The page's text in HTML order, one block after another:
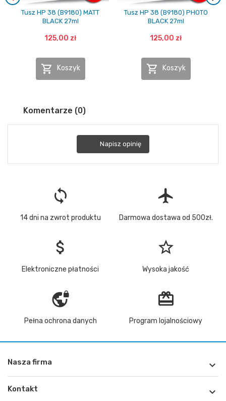
Tusz HP 38 (B9180) MATT
BLACK 27ml
125,00 zł
 Koszyk
Tusz HP 38 (B9180) PHOTO
BLACK 27ml
125,00 zł
 Koszyk
Komentarze (0)
Napisz opinię
loop
14 dni na zwrot produktu
flight
Darmowa dostawa od 500zł.
attach_money
Elektroniczne płatności
star_border
Wysoka jakość
vpn_lock
Pełna ochrona danych
redeem
Program lojalnościowy
Nasza firma 
Kontakt 